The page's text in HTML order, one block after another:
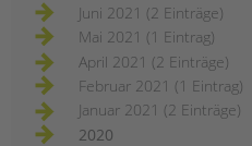
Juni 2021 (2 Einträge)
Mai 2021 (1 Eintrag)
April 2021 (2 Einträge)
Februar 2021 (1 Eintrag)
Januar 2021 (2 Einträge)
2020